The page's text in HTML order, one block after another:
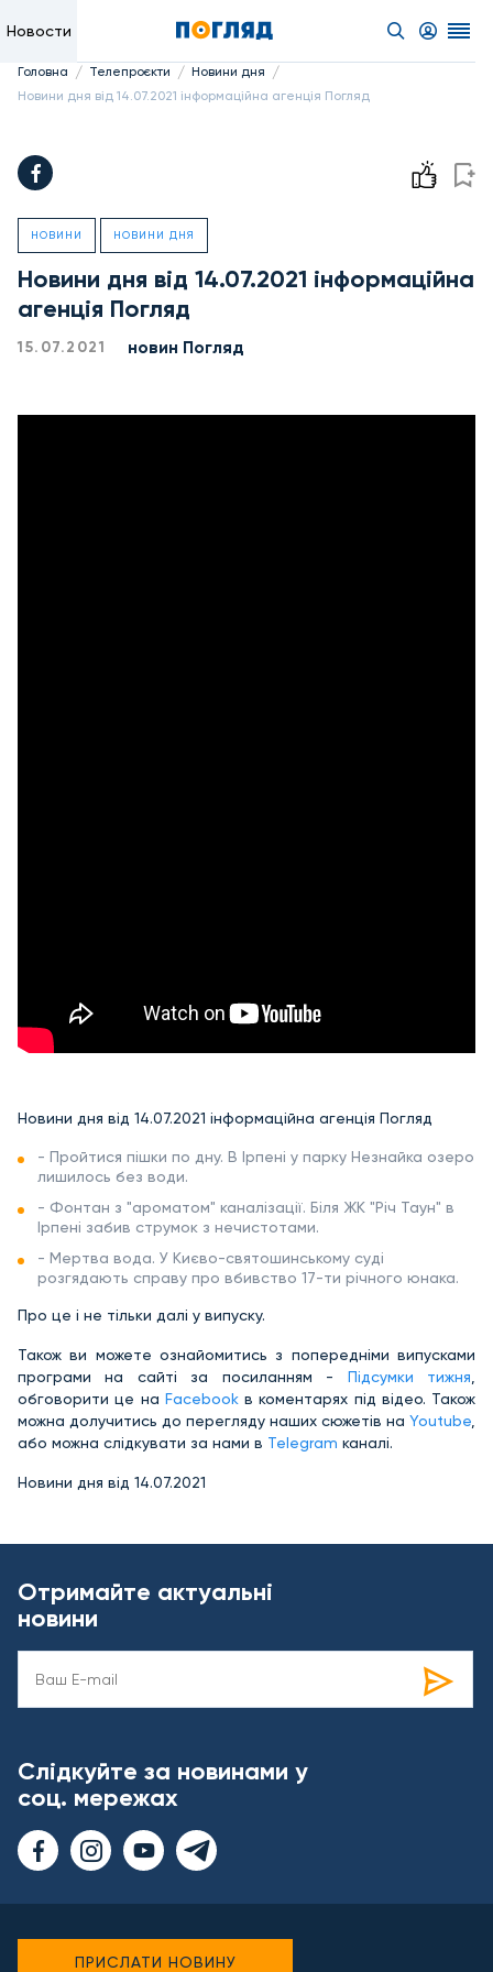
Новости
Головна / Телепроєкти / Новини дня /
Новини дня від 14.07.2021 інформаційна агенція Погляд
НОВИНИ НОВИНИ ДНЯ
Новини дня від 14.07.2021 інформаційна
агенція Погляд
15.07.2021 новин Погляд
Новини дня від 14.07.2021 інформаційна агенція Погляд
- Пройтися пішки по дну. В Ірпені у парку Незнайка озеро
лишилось без води.
- Фонтан з "ароматом" каналізації. Біля ЖК "Річ Таун" в
Ірпені забив струмок з нечистотами.
- Мертва вода. У Києво-святошинському суді
розгядають справу про вбивство 17-ти річного юнака.
Про це і не тільки далі у випуску.
Також ви можете ознайомитись з попередніми випусками
програми на сайті за посиланням - Підсумки тижня
обговорити це на Facebookв коментарях під відео. Також
можна долучитись до перегляду наших сюжетів на Youtube
або можна слідкувати за нами в Telegram каналі.
Новини дня від 14.07.2021
Отримайте актуальні
новини
Слідкуйте за новинами у
соц. мережах
ПРИСЛАТИ НОВИНУ